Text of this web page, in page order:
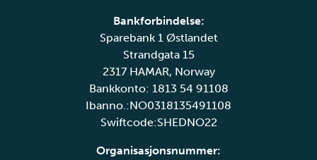
Bankforbindelse:
Sparebank 1 Østlandet
Strandgata 15
2317 HAMAR, Norway
Bankkonto: 1813 54 91108
Ibanno.:NO0318135491108
Swiftcode:SHEDNO22
Organisasjonsnummer: